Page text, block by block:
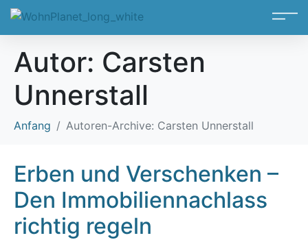
Autor: Carsten
Unnerstall
Anfang Autoren-Archive: Carsten Unnerstall
Erben und Verschenken –
Den Immobiliennachlass
richtig regeln